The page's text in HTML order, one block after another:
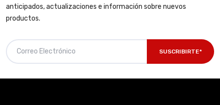
anticipados, actualizaciones e información sobre nuevos
productos.
SUSCRIBIRTE*